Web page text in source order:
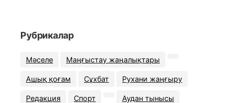
Рубрикалар
Мәселе Маңғыстау жаңалықтары
Ашық қоғам Сұхбат Рухани жаңғыру
Редакция Спорт Аудан тынысы